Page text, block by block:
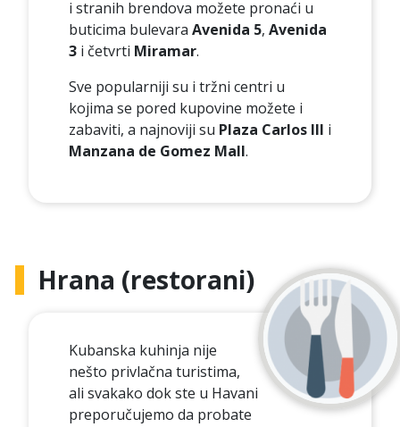
i stranih brendova možete pronaći u
buticima bulevara Avenida 5, Avenida
3 i četvrti Miramar.
Sve popularniji su i tržni centri u
kojima se pored kupovine možete i
zabaviti, a najnoviji su Plaza Carlos III i
Manzana de Gomez Mall.
Hrana (restorani)
Kubanska kuhinja nije
nešto privlačna turistima,
ali svakako dok ste u Havani
preporučujemo da probate